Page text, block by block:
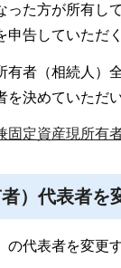
た方が所有し
告していただ
者（相続人）
決めていただ
固定資産現所有
）代表者を
代表者を変更